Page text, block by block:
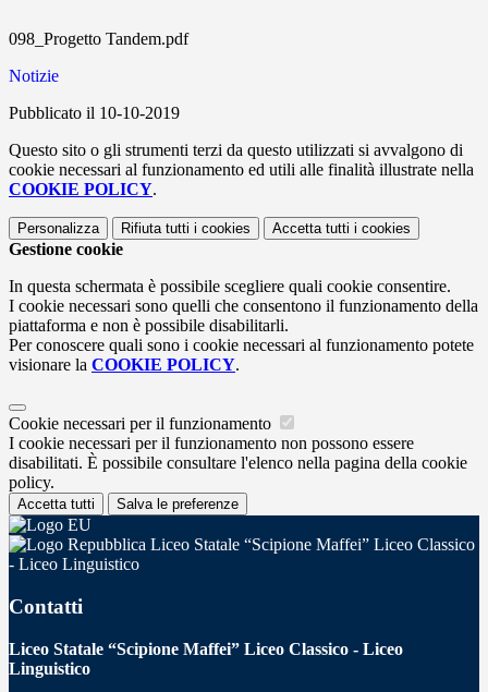
098_Progetto Tandem.pdf
Notizie
Pubblicato il 10-10-2019
Questo sito o gli strumenti terzi da questo utilizzati si avvalgono di
cookie necessari al funzionamento ed utili alle finalità illustrate nella
COOKIE POLICY.
Personalizza Rifiuta tutti i cookies Accetta tutti i cookies
Gestione cookie
In questa schermata è possibile scegliere quali cookie consentire.
I cookie necessari sono quelli che consentono il funzionamento della
piattaforma e non è possibile disabilitarli.
Per conoscere quali sono i cookie necessari al funzionamento potete
visionare la COOKIE POLICY.
Cookie necessari per il funzionamento
I cookie necessari per il funzionamento non possono essere
disabilitati. È possibile consultare l'elenco nella pagina della cookie
policy.
Accetta tutti Salva le preferenze
Liceo Statale “Scipione Maffei” Liceo Classico
- Liceo Linguistico
Contatti
Liceo Statale “Scipione Maffei” Liceo Classico - Liceo
Linguistico